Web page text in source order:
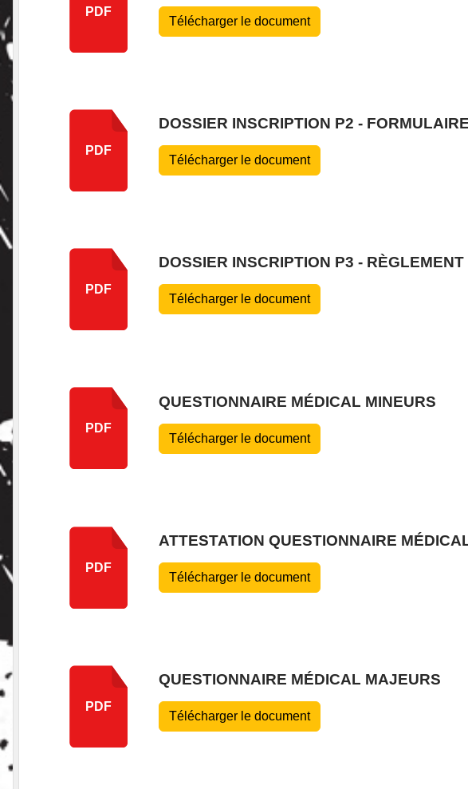
PDF
Télécharger le document
PDF
DOSSIER INSCRIPTION P2 -
Télécharger le document
PDF
DOSSIER INSCRIPTION P3 -
Télécharger le document
PDF
QUESTIONNAIRE MÉDICAL MINEURS
Télécharger le document
PDF
ATTESTATION QUESTIONNAIRE
Télécharger le document
PDF
QUESTIONNAIRE MÉDICAL MAJEURS
Télécharger le document